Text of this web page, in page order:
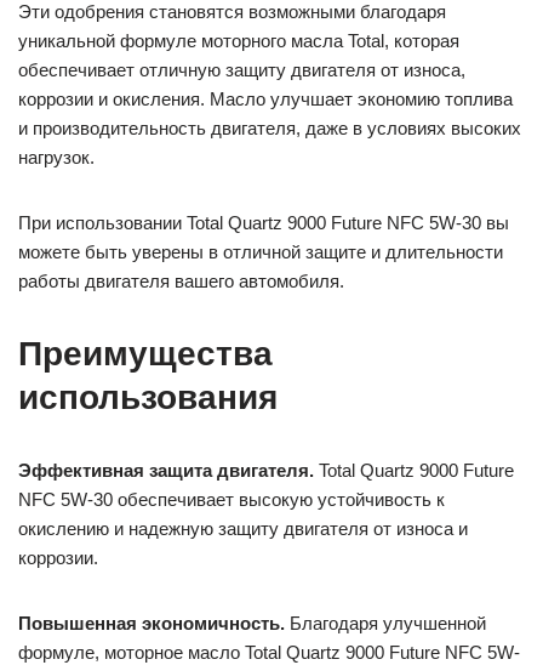
Эти одобрения становятся возможными благодаря
уникальной формуле моторного масла Total, которая
обеспечивает отличную защиту двигателя от износа,
коррозии и окисления. Масло улучшает экономию топлива
и производительность двигателя, даже в условиях высоких
нагрузок.
При использовании Total Quartz 9000 Future NFC 5W-30 вы
можете быть уверены в отличной защите и длительности
работы двигателя вашего автомобиля.
Преимущества
использования
Эффективная защита двигателя. Total Quartz 9000 Future
NFC 5W-30 обеспечивает высокую устойчивость к
окислению и надежную защиту двигателя от износа и
коррозии.
Повышенная экономичность. Благодаря улучшенной
формуле, моторное масло Total Quartz 9000 Future NFC 5W-